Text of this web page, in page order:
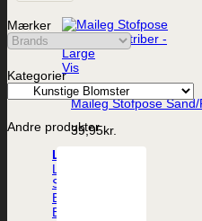
Vis
Maileg Stofpose
39,95kr.
Lys
LED-lys
Stearinlys
Ester og Erik lys
Batterier
Mærker
Kategorier
Andre produkter